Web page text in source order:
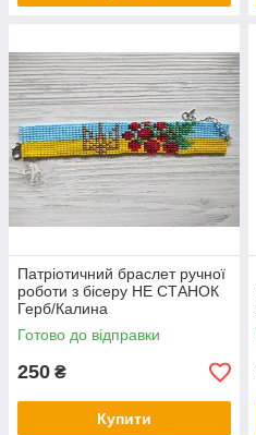
Патріотичний браслет ручної
роботи з бісеру НЕ СТАНОК
Герб/Калина
Готово до відправки
250 ₴
Купити